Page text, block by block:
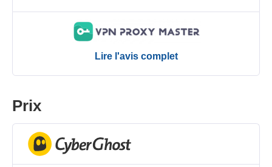
Lire l'avis complet
Prix